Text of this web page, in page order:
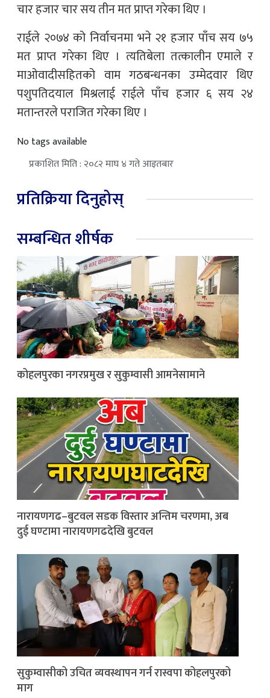
चार हजार चार सय तीन मत प्राप्त गरेका थिए ।
राईले २०७४ को निर्वाचनमा भने २१ हजार पाँच सय ७५
मत प्राप्त गरेका थिए । त्यतिबेला तत्कालीन एमाले र
माओवादीसहितको वाम गठबन्धनका उम्मेदवार थिए
पशुपतिदयाल मिश्रलाई राईले पाँच हजार ६ सय २४
मतान्तरले पराजित गरेका थिए ।
No tags available
प्रकाशित मिति : २०८२ माघ ४ गते आइतबार
प्रतिक्रिया दिनुहोस्
सम्बन्धित शीर्षक
कोहलपुरका नगरप्रमुख र सुकुम्वासी आमनेसामाने
नारायणगढ–बुटवल सडक विस्तार अन्तिम चरणमा, अब
दुई घण्टामा नारायणगढदेखि बुटवल
सुकुम्वासीको उचित व्यवस्थापन गर्न रास्वपा कोहलपुरको
माग